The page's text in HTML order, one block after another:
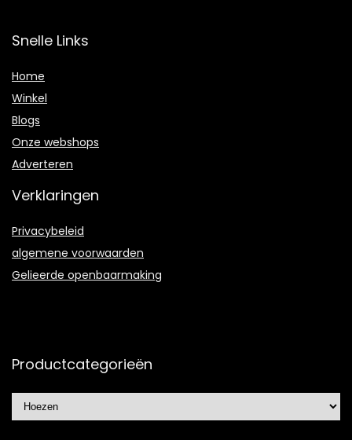
Snelle Links
Home
Winkel
Blogs
Onze webshops
Adverteren
Verklaringen
Privacybeleid
algemene voorwaarden
Gelieerde openbaarmaking
Productcategorieën